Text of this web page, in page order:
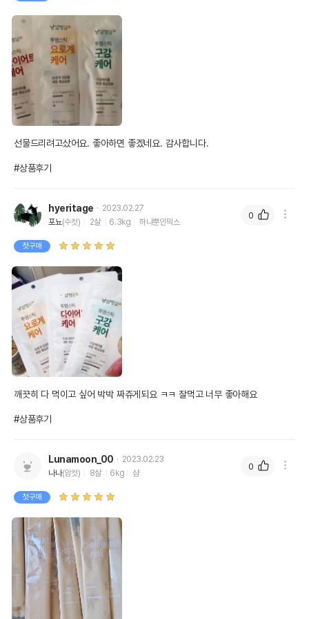
선물드리려고샀어요. 좋아하면 좋겠네요. 감사합니다.
#상품후기
hyeritage
2023.02.27
포뇨(수컷) 2살 6.3kg 하나뿐인믹스
첫구매
깨끗히 다 먹이고 싶어 박박 짜쥬게되요 ㅋㅋ 잘먹고 너무 좋아해요
#상품후기
0
Lunamoon_00
2023.02.23
나나(암컷) 8살 6kg 샴
첫구매
0